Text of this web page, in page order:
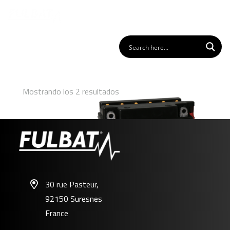
Mostrando los 2 resultados
30 rue Pasteur,
92150 Suresnes
France